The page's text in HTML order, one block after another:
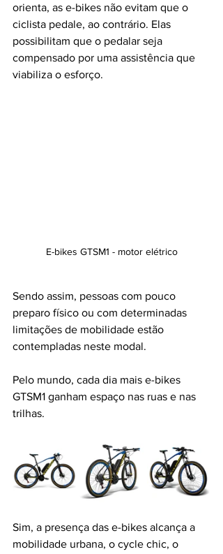
orienta, as e-bikes não evitam que o
ciclista pedale, ao contrário. Elas
possibilitam que o pedalar seja
compensado por uma assistência que
viabiliza o esforço.
E-bikes GTSM1 - motor elétrico
Sendo assim, pessoas com pouco
preparo físico ou com determinadas
limitações de mobilidade estão
contempladas neste modal.
Pelo mundo, cada dia mais e-bikes
GTSM1 ganham espaço nas ruas e nas
trilhas.
Sim, a presença das e-bikes alcança a
mobilidade urbana, o cycle chic, o